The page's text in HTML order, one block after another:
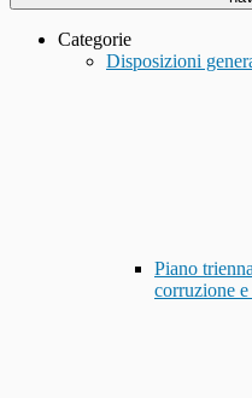
Categorie
Disposizioni
Piano
corruzione e